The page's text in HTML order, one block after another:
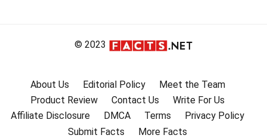
© 2023
About Us Editorial Policy
Meet the Team
Product Review
Contact Us
Write For Us
Affiliate Disclosure
DMCA Terms
Privacy Policy
Submit Facts
More Facts